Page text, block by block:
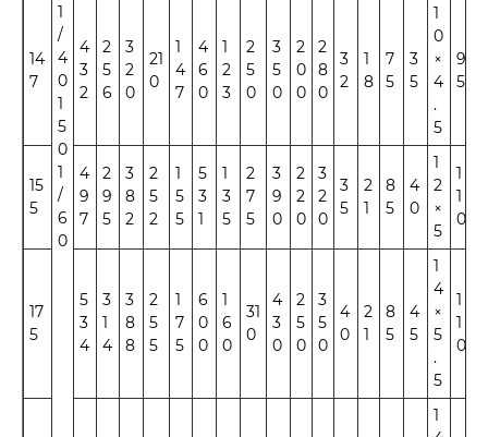
1
/
4
0
1
5
0
1
/
6
0
14
7
4
3
2
2
5
6
3
2
0
21
0
1
4
7
4
6
0
1
2
3
2
5
0
3
5
0
2
0
0
2
8
0
3
2
1
8
7
5
3
5
1
0
×
4
.
5
9
5
15
5
4
9
7
2
9
5
3
8
2
2
5
2
1
5
5
5
3
1
1
3
5
2
7
5
3
9
0
2
2
0
3
2
0
3
5
2
1
8
5
4
0
1
2
×
5
1
1
0
17
5
5
3
4
3
1
4
3
8
8
2
5
5
1
7
5
6
0
0
1
6
0
31
0
4
3
0
2
5
0
3
5
0
4
0
2
1
8
5
4
5
1
4
×
5
.
5
1
1
0
1